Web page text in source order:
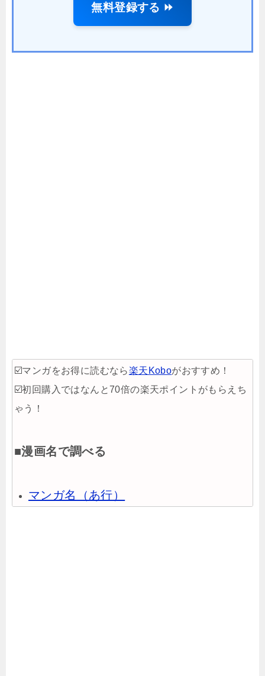
無料登録する ⏩
☑️マンガをお得に読むなら楽天Koboがおすすめ！
☑️初回購入ではなんと70倍の楽天ポイントがもらえち
ゃう！
■漫画名で調べる
マンガ名（あ行）